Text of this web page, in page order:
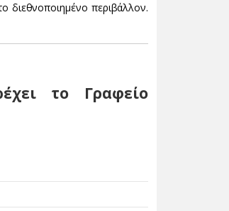
διεθνοποιημένο περιβάλλον.
το Γραφείο